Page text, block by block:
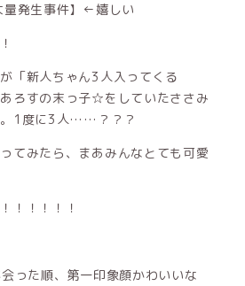
量発生事件】←嬉しい
「新人ちゃん3人入ってくる
ろすの末っ子☆をしていたささみ
。1度に3人……？？？
てみたら、まあみんなとても可愛
！！！！！
った順、第一印象顔かわいいな